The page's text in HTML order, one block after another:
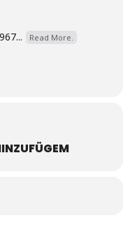
Read More.